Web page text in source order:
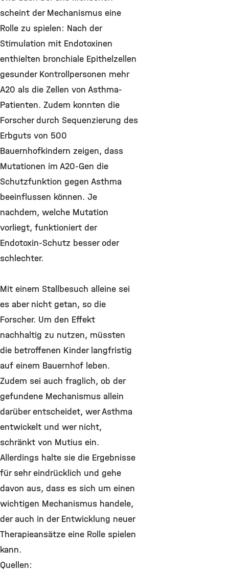
scheint der Mechanismus eine
Rolle zu spielen: Nach der
Stimulation mit Endotoxinen
enthielten bronchiale Epithelzellen
gesunder Kontrollpersonen mehr
A20 als die Zellen von Asthma-
Patienten. Zudem konnten die
Forscher durch Sequenzierung des
Erbguts von 500
Bauernhofkindern zeigen, dass
Mutationen im A20-Gen die
Schutzfunktion gegen Asthma
beeinflussen können. Je
nachdem, welche Mutation
vorliegt, funktioniert der
Endotoxin-Schutz besser oder
schlechter.
Mit einem Stallbesuch alleine sei
es aber nicht getan, so die
Forscher. Um den Effekt
nachhaltig zu nutzen, müssten
die betroffenen Kinder langfristig
auf einem Bauernhof leben.
Zudem sei auch fraglich, ob der
gefundene Mechanismus allein
darüber entscheidet, wer Asthma
entwickelt und wer nicht,
schränkt von Mutius ein.
Allerdings halte sie die Ergebnisse
für sehr eindrücklich und gehe
davon aus, dass es sich um einen
wichtigen Mechanismus handele,
der auch in der Entwicklung neuer
Therapieansätze eine Rolle spielen
kann.
Quellen: